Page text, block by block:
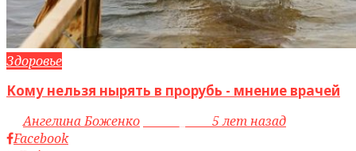
Здоровье
Кому нельзя нырять в прорубь - мнение врачей
byАнгелина Боженко
5 лет назад
Facebook